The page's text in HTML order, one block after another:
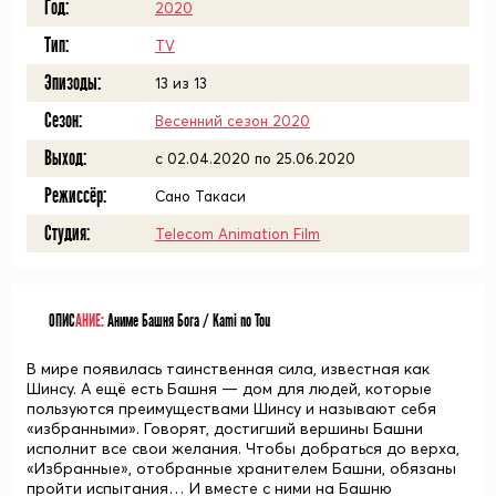
Год: 2020
Тип: TV
Эпизоды: 13 из 13
Сезон: Весенний сезон 2020
Выход: c 02.04.2020 по 25.06.2020
Режиссёр: Сано Такаси
Студия: Telecom Animation Film
ОПИСАНИЕ:Аниме Башня Бога / Kami no Tou
В мире появилась таинственная сила, известная как
Шинсу. А ещё есть Башня — дом для людей, которые
пользуются преимуществами Шинсу и называют себя
«избранными». Говорят, достигший вершины Башни
исполнит все свои желания. Чтобы добраться до верха,
«Избранные», отобранные хранителем Башни, обязаны
пройти испытания… И вместе с ними на Башню